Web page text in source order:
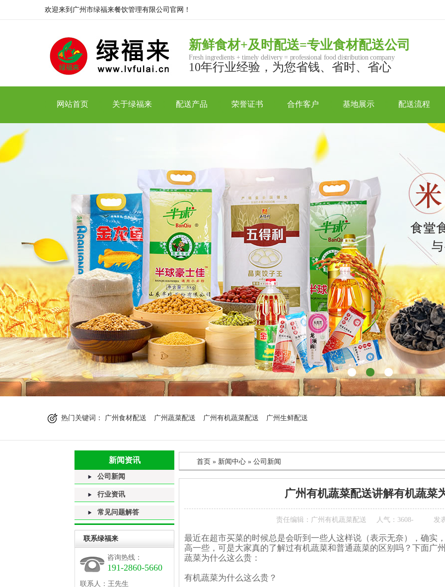
欢迎来到广州市绿福来餐饮管理有限公司官网！
新鲜食材+及时配送=专业食材配送公司
Fresh ingredients + timely delivery = professional food distribution company
10年行业经验，为您省钱、省时、省心
网站首页 关于绿福来 配送产品 荣誉证书 合作客户 基地展示 配送流程
热门关键词： 广州食材配送 广州蔬菜配送 广州有机蔬菜配送 广州生鲜配送
新闻资讯
公司新闻
行业资讯
常见问题解答
联系绿福来
咨询热线：
191-2860-5660
联系人：王先生
首页 » 新闻中心 » 公司新闻
广州有机蔬菜配送讲解有机蔬菜
责任编辑：广州有机蔬菜配送 人气：3608- 发
最近在超市买菜的时候总是会听到一些人这样说（表示无奈），确实
高一些，可是大家真的了解过有机蔬菜和普通蔬菜的区别吗？下面广
蔬菜为什么这么贵：
有机蔬菜为什么这么贵？